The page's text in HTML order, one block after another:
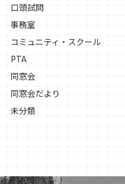
口頭試問
事務室
コミュニティ・スクール
PTA
同窓会
同窓会だより
未分類